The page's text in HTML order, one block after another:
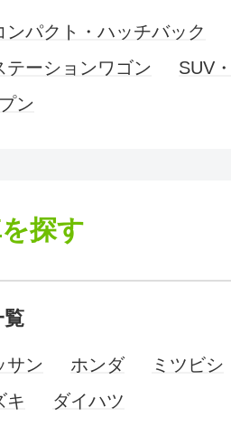
ンパクト・ハッチバック
テーションワゴン
SUV
ン
探す
覧
サン ホンダ
ミツビシ
キ ダイハツ